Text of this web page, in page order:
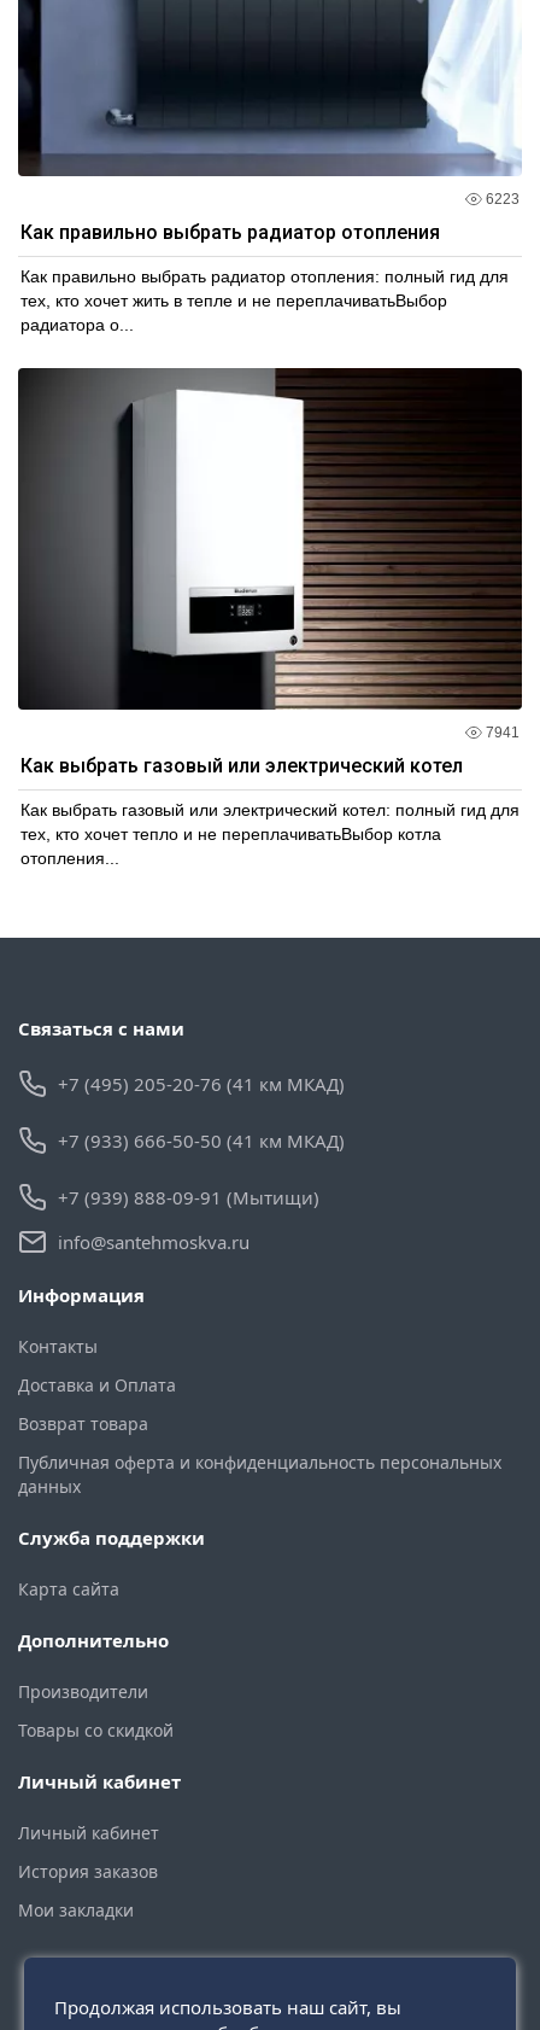
6223
Как правильно выбрать радиатор отопления
Как правильно выбрать радиатор отопления: полный гид для
тех, кто хочет жить в тепле и не переплачиватьВыбор
радиатора о...
7941
Как выбрать газовый или электрический котел
Как выбрать газовый или электрический котел: полный гид для
тех, кто хочет тепло и не переплачиватьВыбор котла
отопления...
Связаться с нами
+7 (495) 205-20-76 (41 км МКАД)
+7 (933) 666-50-50 (41 км МКАД)
+7 (939) 888-09-91 (Мытищи)
info@santehmoskva.ru
Информация
Контакты
Доставка и Оплата
Возврат товара
Публичная оферта и конфиденциальность персональных
данных
Служба поддержки
Карта сайта
Дополнительно
Производители
Товары со скидкой
Личный кабинет
Личный кабинет
История заказов
Мои закладки
Продолжая использовать наш сайт, вы